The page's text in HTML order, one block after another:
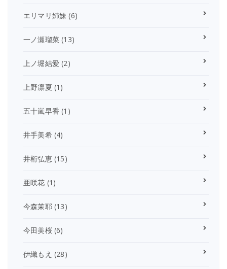
エリマリ姉妹 (6)
一ノ瀬瑠菜 (13)
上ノ堀結愛 (2)
上野凛夏 (1)
五十嵐早香 (1)
井手美希(4)
井桁弘恵(15)
亜咲花 (1)
今森茉耶(13)
今田美桜(6)
伊織もえ (28)